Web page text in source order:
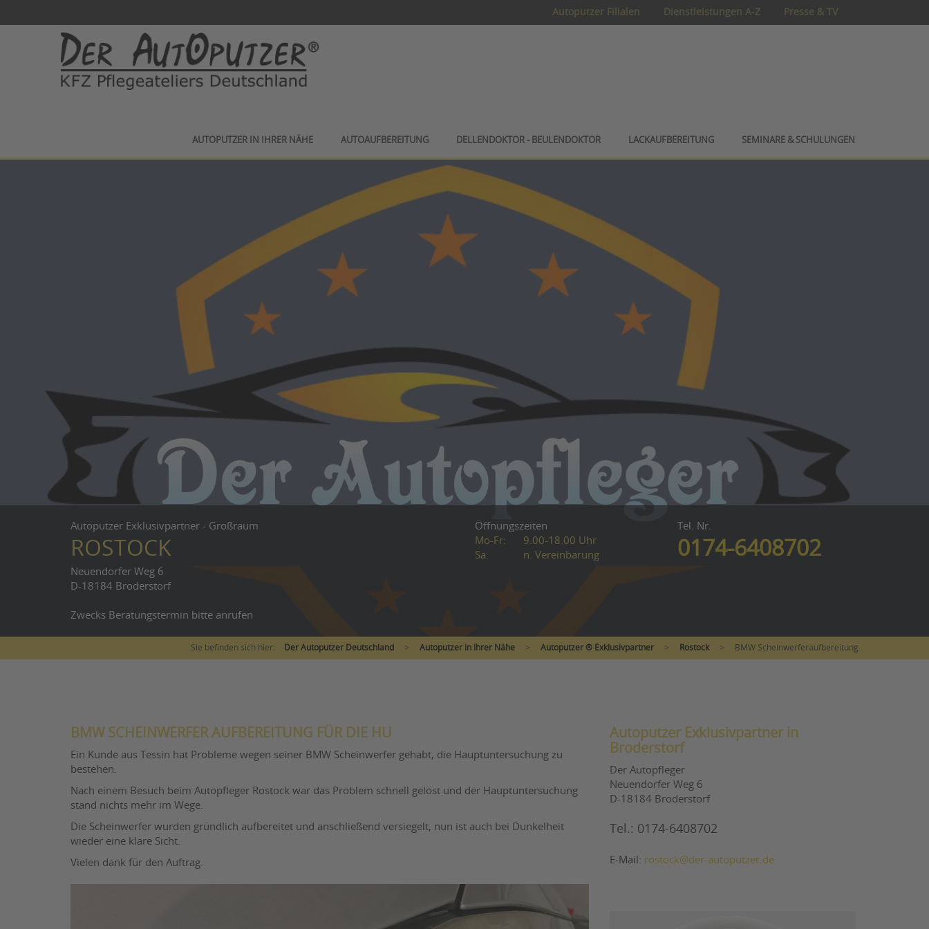
Autoputzer Filialen Dienstleistungen A-Z Presse & TV
AUTOPUTZER IN IHRER NÄHE AUTOAUFBEREITUNG DELLENDOKTOR - BEULENDOKTOR LACKAUFBEREITUNG SEMINARE & SCHULUNGEN
Autoputzer Exklusivpartner - Großraum
ROSTOCK
Neuendorfer Weg 6
D-18184 Broderstorf
Zwecks Beratungstermin bitte anrufen
Öffnungszeiten
Mo-Fr:
9.00-18.00 Uhr
Sa:
n. Vereinbarung
Tel. Nr.
0174-6408702
Sie befinden sich hier: Der Autoputzer Deutschland > Autoputzer in Ihrer Nähe > Autoputzer ® Exklusivpartner > Rostock > BMW Scheinwerferaufbereitung
BMW SCHEINWERFER AUFBEREITUNG FÜR DIE HU
Ein Kunde aus Tessin hat Probleme wegen seiner BMW Scheinwerfer gehabt, die Hauptuntersuchung zu
bestehen.
Nach einem Besuch beim Autopfleger Rostock war das Problem schnell gelöst und der Hauptuntersuchung
stand nichts mehr im Wege.
Die Scheinwerfer wurden gründlich aufbereitet und anschließend versiegelt, nun ist auch bei Dunkelheit
wieder eine klare Sicht.
Vielen dank für den Auftrag.
Autoputzer Exklusivpartner in
Broderstorf
Der Autopfleger
Neuendorfer Weg 6
D-18184 Broderstorf
Tel.: 0174-6408702
E-Mail: rostock@der-autoputzer.de